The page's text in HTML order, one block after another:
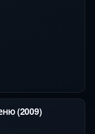
как гром среди
хочу ребёнка от
Единственная
недавно
разве это
(2009)